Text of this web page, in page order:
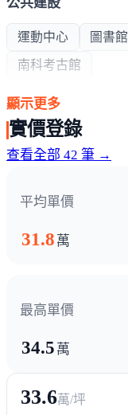
運動中心 圖書館
南科考古館
超商/賣場
奇美醫院
政府機構
勞動部雲嘉南分署
顯示更多
實價登錄
查看全部 42 筆 →
平均單價
31.8 萬
最高單價
34.5 萬
33.6萬/坪